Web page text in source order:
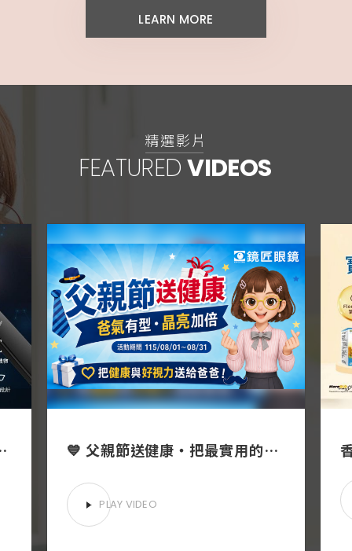
LEARN MORE
精選影片
FEATUREDVIDEOS
鏡全新引進 💙 父親節送健康・把最實用的關心送給爸爸！🕶 戴對了更顯💯爸氣十足💯
PLAY VIDEO